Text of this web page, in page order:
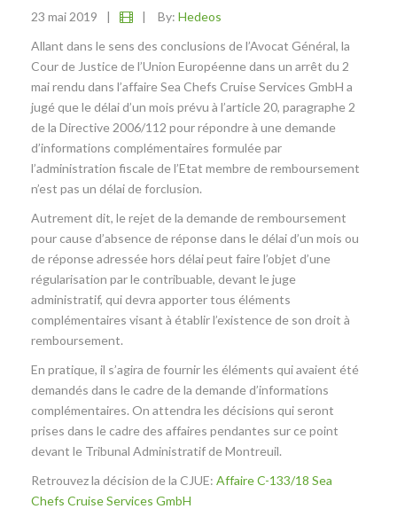
23 mai 2019 | | By: Hedeos
Allant dans le sens des conclusions de l’Avocat Général, la
Cour de Justice de l’Union Européenne dans un arrêt du 2
mai rendu dans l’affaire Sea Chefs Cruise Services GmbH a
jugé que le délai d’un mois prévu à l’article 20, paragraphe 2
de la Directive 2006/112 pour répondre à une demande
d’informations complémentaires formulée par
l’administration fiscale de l’Etat membre de remboursement
n’est pas un délai de forclusion.
Autrement dit, le rejet de la demande de remboursement
pour cause d’absence de réponse dans le délai d’un mois ou
de réponse adressée hors délai peut faire l’objet d’une
régularisation par le contribuable, devant le juge
administratif, qui devra apporter tous éléments
complémentaires visant à établir l’existence de son droit à
remboursement.
En pratique, il s’agira de fournir les éléments qui avaient été
demandés dans le cadre de la demande d’informations
complémentaires. On attendra les décisions qui seront
prises dans le cadre des affaires pendantes sur ce point
devant le Tribunal Administratif de Montreuil.
Retrouvez la décision de la CJUE: Affaire C-133/18 Sea
Chefs Cruise Services GmbH